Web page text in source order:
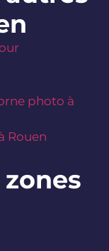
photo à
Rouen